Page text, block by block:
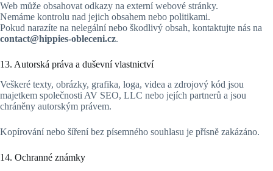
Web může obsahovat odkazy na externí webové stránky.
Nemáme kontrolu nad jejich obsahem nebo politikami.
Pokud narazíte na nelegální nebo škodlivý obsah, kontaktujte nás na
contact@hippies-obleceni.cz.
13. Autorská práva a duševní vlastnictví
Veškeré texty, obrázky, grafika, loga, videa a zdrojový kód jsou
majetkem společnosti AV SEO, LLC nebo jejích partnerů a jsou
chráněny autorským právem.
Kopírování nebo šíření bez písemného souhlasu je přísně zakázáno.
14. Ochranné známky